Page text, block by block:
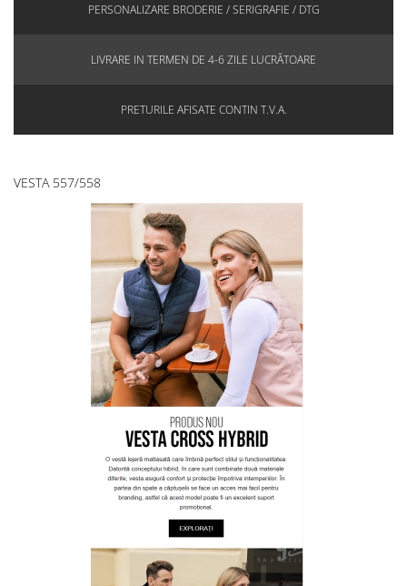
PERSONALIZARE BRODERIE / SERIGRAFIE / DTG
LIVRARE IN TERMEN DE 4-6 ZILE LUCRĂTOARE
PRETURILE AFISATE CONTIN T.V.A.
VESTA 557/558